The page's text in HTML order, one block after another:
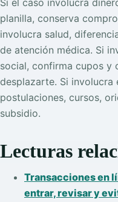
Si el caso involucra
planilla, conserva
involucra salud,
de atención médica. Si
social, confirma cupos y
desplazarte. Si involucra
postulaciones, cursos,
subsidio.
Lecturas
Transacciones en
entrar, revisar y